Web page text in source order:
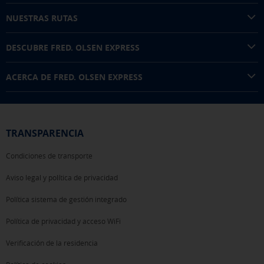
NUESTRAS RUTAS
DESCUBRE FRED. OLSEN EXPRESS
ACERCA DE FRED. OLSEN EXPRESS
TRANSPARENCIA
Condiciones de transporte
Aviso legal y política de privacidad
Política sistema de gestión integrado
Política de privacidad y acceso WiFi
Verificación de la residencia